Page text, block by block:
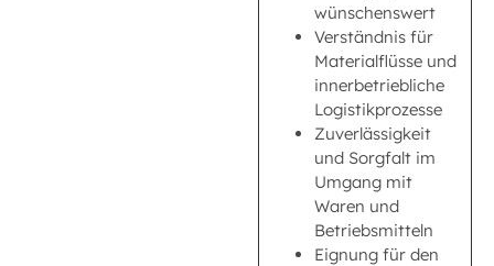
wünschenswert
Verständnis für
Materialflüsse und
innerbetriebliche
Logistikprozesse
Zuverlässigkeit
und Sorgfalt im
Umgang mit
Waren und
Betriebsmitteln
Eignung für den